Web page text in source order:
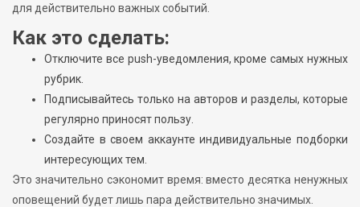
для действительно важных событий.
Как это сделать:
Отключите все push-уведомления, кроме самых нужных
рубрик.
Подписывайтесь только на авторов и разделы, которые
регулярно приносят пользу.
Создайте в своем аккаунте индивидуальные подборки
интересующих тем.
Это значительно сэкономит время: вместо десятка ненужных
оповещений будет лишь пара действительно значимых.